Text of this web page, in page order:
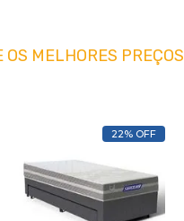
MELHORES PREÇOS
22% OFF